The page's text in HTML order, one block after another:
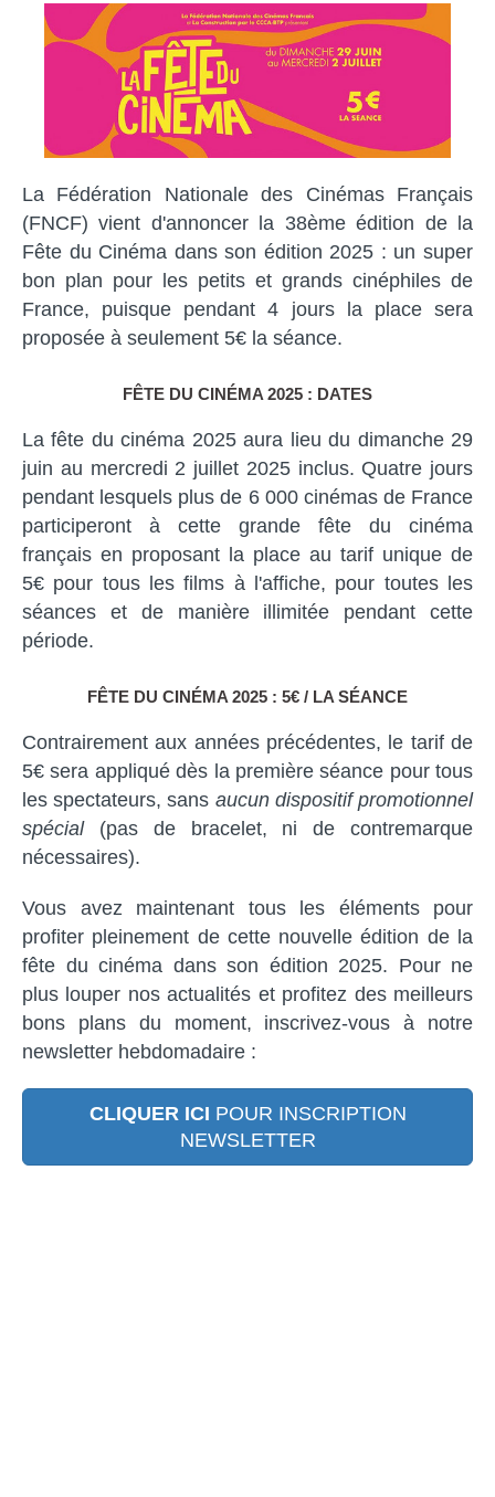
La Fédération Nationale des Cinémas Français
(FNCF) vient d'annoncer la 38ème édition de la
Fête du Cinéma dans son édition 2025 : un super
bon plan pour les petits et grands cinéphiles de
France, puisque pendant 4 jours la place sera
proposée à seulement 5€ la séance.
FÊTE DU CINÉMA 2025 : DATES
La fête du cinéma 2025 aura lieu du dimanche 29
juin au mercredi 2 juillet 2025 inclus. Quatre jours
pendant lesquels plus de 6 000 cinémas de France
participeront à cette grande fête du cinéma
français en proposant la place au tarif unique de
5€ pour tous les films à l'affiche, pour toutes les
séances et de manière illimitée pendant cette
période.
FÊTE DU CINÉMA 2025 : 5€ / LA SÉANCE
Contrairement aux années précédentes, le tarif de
5€ sera appliqué dès la première séance pour tous
les spectateurs, sans aucun dispositif promotionnel
spécial(pas de bracelet, ni de contremarque
nécessaires).
Vous avez maintenant tous les éléments pour
profiter pleinement de cette nouvelle édition de la
fête du cinéma dans son édition 2025. Pour ne
plus louper nos actualités et profitez des meilleurs
bons plans du moment, inscrivez-vous à notre
newsletter hebdomadaire :
CLIQUER ICI POUR INSCRIPTION
NEWSLETTER